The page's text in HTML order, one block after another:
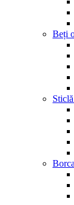
Beți